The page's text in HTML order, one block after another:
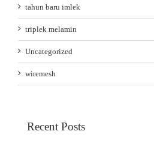
tahun baru imlek
triplek melamin
Uncategorized
wiremesh
Recent Posts